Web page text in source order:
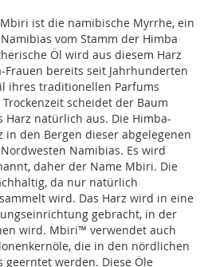
ist die namibische Myrrhe, ein
vom Stamm der Himba
Öl wird aus diesem Harz
Frauen bereits seit Jahrhunderten
ihres traditionellen Parfums
scheidet der Baum
Harz natürlich aus. Die Himba-
in den Bergen dieser abgelegenen
Namibias. Es wird
daher der Name Mbiri. Die
da nur natürlich
wird. Das Harz wird in eine
gebracht, in der
wird. Mbiri™ verwendet auch
die in den nördlichen
werden. Diese Öle